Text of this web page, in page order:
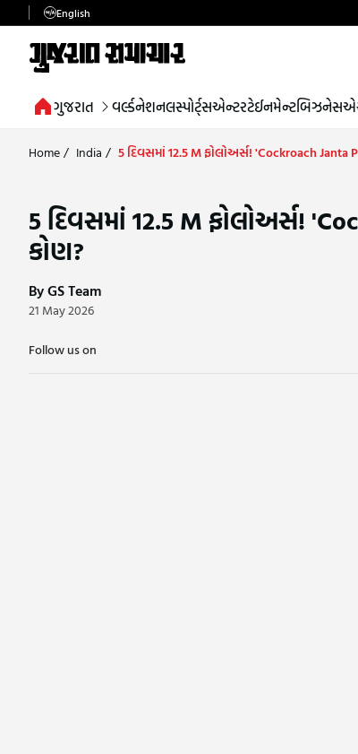
English
ગુજરાત વર્લ્ડનેશનલસ્પોર્ટ્સએન્ટરટેઈનમેન્ટબિઝનેસ
Home/ India / 5 દિવસમાં 12.5 M ફોલોઅર્સ! 'Cockroach
5 દિવસમાં 12.5 M ફોલોઅર્સ!
કોણ?
By GS Team
21 May 2026
Follow us on